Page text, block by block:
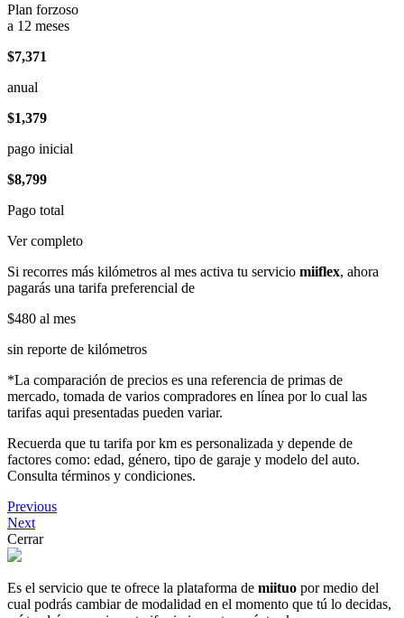
Plan forzoso
a 12 meses
$7,371
anual
$1,379
pago inicial
$8,799
Pago total
Ver completo
Si recorres más kilómetros al mes activa tu servicio miiflex, ahora
pagarás una tarifa preferencial de
$480 al mes
sin reporte de kilómetros
*La comparación de precios es una referencia de primas de
mercado, tomada de varios compradores en línea por lo cual las
tarifas aqui presentadas pueden variar.
Recuerda que tu tarifa por km es personalizada y depende de
factores como: edad, género, tipo de garaje y modelo del auto.
Consulta términos y condiciones.
Previous
Next
Cerrar
Es el servicio que te ofrece la plataforma de miituo por medio del
cual podrás cambiar de modalidad en el momento que tú lo decidas,